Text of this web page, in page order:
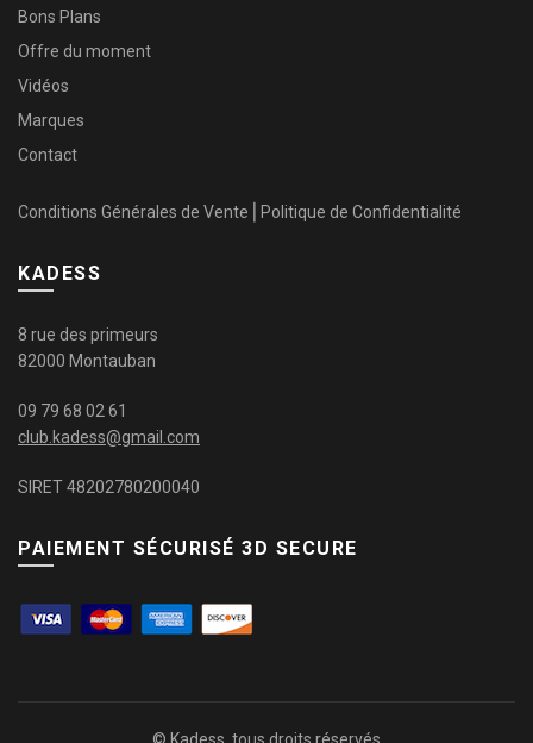
Bons Plans
Offre du moment
Vidéos
Marques
Contact
Conditions Générales de Vente Politique de Confidentialité
KADESS
8 rue des primeurs
82000 Montauban
09 79 68 02 61
club.kadess@gmail.com
SIRET 48202780200040
PAIEMENT SÉCURISÉ 3D SECURE